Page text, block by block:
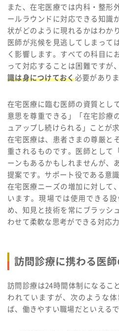
また、在宅医療では内科・整形
ールラウンドに対応できる知識
状がどのように現れるかはわか
医師が兆候を見逃してしまって
く影響します。すべての科目に
って対応することは困難ですが
識は身につけておく必要がありま
在宅医療に臨む医師の資質とし
意思を尊重できる」「在宅診療
ュアップし続けられる」ことが
在宅医療は、患者さまの尊厳と
重されるものです。医師として
ーンもあるかもしれませんが、
提案です。サポート役である意
在宅医療ニーズの増加に対して
います。現場では使用できる
め、知見と技術を常にブラッシ
わせて柔軟な思考ができる対応
訪問診療に携わる医
訪問診療は24時間体制になるこ
われていますが、次のような
ば、働きやすい職場だといえるで